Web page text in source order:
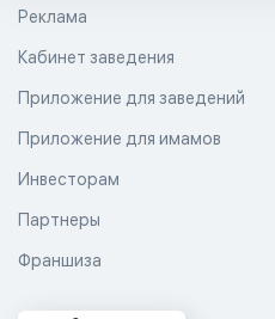
Реклама
Кабинет заведения
Приложение для заведений
Приложение для имамов
Инвесторам
Партнеры
Франшиза